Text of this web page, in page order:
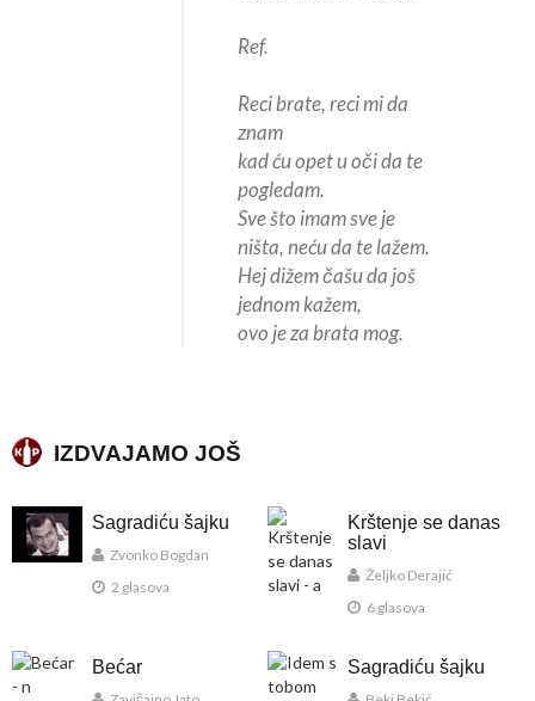
Ref.
Reci brate, reci mi da
znam
kad ću opet u oči da te
pogledam.
Sve što imam sve je
ništa, neću da te lažem.
Hej dižem čašu da još
jednom kažem,
ovo je za brata mog.
IZDVAJAMO JOŠ
Sagradiću šajku
Zvonko Bogdan
2 glasova
Krštenje se danas
slavi
Željko Derajić
6 glasova
Bećar Sagradiću šajku